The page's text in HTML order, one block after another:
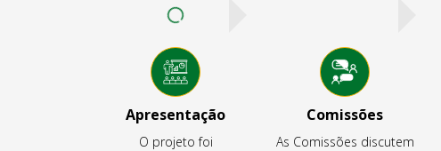
Apresentação
O projeto foi
Comissões
As Comissões discutem